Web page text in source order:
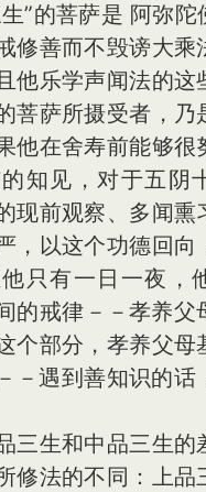
”的菩萨是 阿弥陀
修善而不毁谤大乘
他乐学声闻法的这
菩萨所摄受者，乃
他在舍寿前能够很
知见，对于五阴
现前观察、多闻熏
，以这个功德回向
只有一日一夜，
的戒律－－孝养父
个部分，孝养父母
－遇到善知识的话
三生和中品三生的
修法的不同：上品